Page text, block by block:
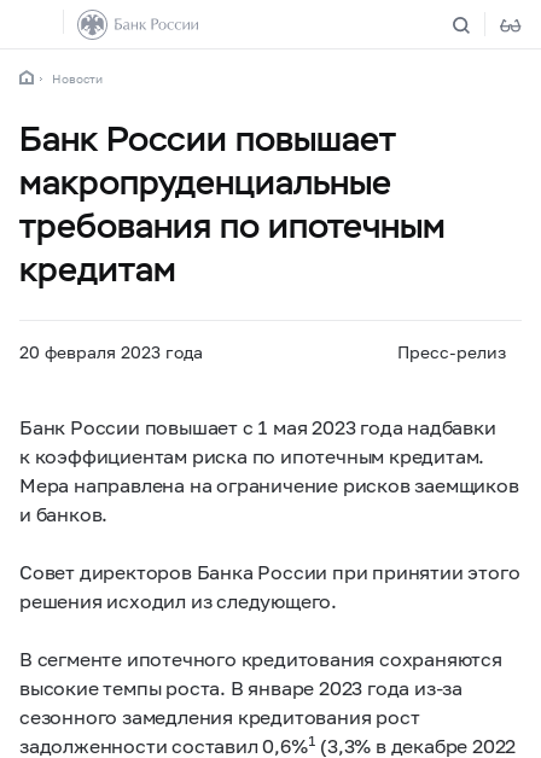
Новости
Банк России повышает
макропруденциальные
требования по ипотечным
кредитам
20 февраля 2023 года Пресс-релиз
Банк России повышает с 1 мая 2023 года надбавки
к коэффициентам риска по ипотечным кредитам.
Мера направлена на ограничение рисков заемщиков
и банков.
Совет директоров Банка России при принятии этого
решения исходил из следующего.
В сегменте ипотечного кредитования сохраняются
высокие темпы роста. В январе 2023 года из-за
сезонного замедления кредитования рост
задолженности составил 0,6%1 (3,3% в декабре 2022